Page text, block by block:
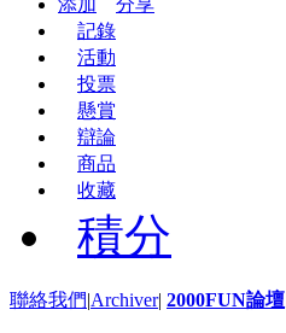
添加
分享
記錄
活動
投票
懸賞
辯論
商品
收藏
積分
聯絡我們|Archiver| 2000FUN論壇